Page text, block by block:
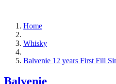
Home
Whisky
Balvenie 12 years First Fill
Balvenie